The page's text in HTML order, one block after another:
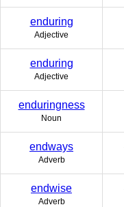
enduring
Adjective
enduring
Adjective
enduringness
Noun
endways
Adverb
endwise
Adverb